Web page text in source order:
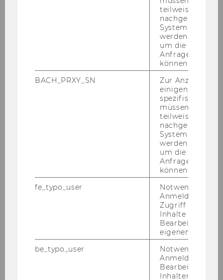
CBS – Co­pen­ha­gen Busi­ness School, we are
loo­king for­ward to an ex­ci­ting con­fe­rence and
mee­ting many of you next year in Vi­en­na! The
cor­re­spon­ding call for paper is now avail­
This is a con­fe­rence joint­ly or­ga­ni­zed by CSCMP
and WU in co­ope­ra­ti­on with the Jour­nal of
Busi­ness Lo­gistics (JBL). For fur­ther in­for­ma­ti­
on, plea­se con­tact the or­ga­ni­zing com­mi­tee via
More in­for­ma­ti­on on JBL at the fol­lo­wing web­
We look for­ward to see­ing you in Vi­en­na!
teilweise von
nachgelagerten
System
werden.
um die Antwort
Anfrage
können.
BACH_PRXY_SN
Zur Anzeige von
einigen WU-
spezifischen
müssen
teilweise von
nachgelagerten
System
werden.
um die Antwort
Anfrage
können.
fe_typo_user
Notwendig für
Anmeldung und
Zugriff auf
Inhalte oder zur
Bearbeitung des
eigenen Profils.
be_typo_user
Notwendig für
Anmeldung und
Bearbeitung von
Inhalten im